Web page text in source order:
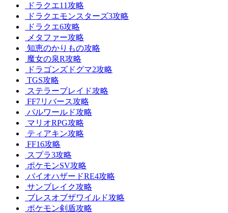
ドラクエ11攻略
ドラクエモンスターズ3攻略
ドラクエ6攻略
メタファー攻略
知恵のかりもの攻略
魔女の泉R攻略
ドラゴンズドグマ2攻略
TGS攻略
ステラーブレイド攻略
FF7リバース攻略
パルワールド攻略
マリオRPG攻略
ティアキン攻略
FF16攻略
スプラ3攻略
ポケモンSV攻略
バイオハザードRE4攻略
サンブレイク攻略
ブレスオブザワイルド攻略
ポケモン剣盾攻略